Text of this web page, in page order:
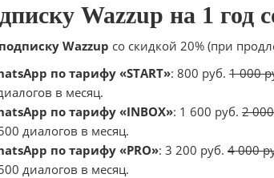
Wazzup на 1 год
Wazzup со скидкой 20% (при
по тарифу «START»: 800 руб. 1 000
в месяц.
по тарифу «INBOX»: 1 600 руб. 2
диалогов в месяц.
по тарифу «PRO»: 3 200 руб. 4 000
диалогов в месяц.